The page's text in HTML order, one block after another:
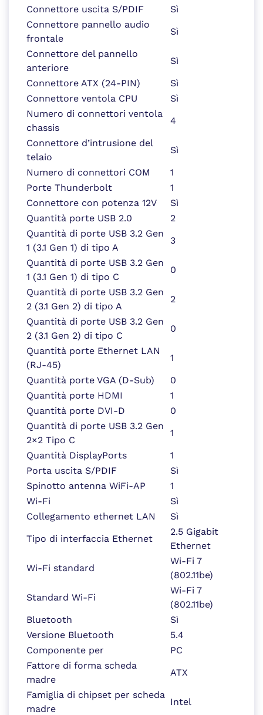
Connettore uscita S/PDIF
Sì
Connettore pannello audio
frontale
Sì
Connettore del pannello
anteriore
Sì
Connettore ATX (24-PIN)
Sì
Connettore ventola CPU
Sì
Numero di connettori ventola
chassis
4
Connettore d’intrusione del
telaio
Sì
Numero di connettori COM
1
Porte Thunderbolt
1
Connettore con potenza 12V
Sì
Quantità porte USB 2.0
2
Quantità di porte USB 3.2 Gen
1 (3.1 Gen 1) di tipo A
3
Quantità di porte USB 3.2 Gen
1 (3.1 Gen 1) di tipo C
0
Quantità di porte USB 3.2 Gen
2 (3.1 Gen 2) di tipo A
2
Quantità di porte USB 3.2 Gen
2 (3.1 Gen 2) di tipo C
0
Quantità porte Ethernet LAN
(RJ-45)
1
Quantità porte VGA (D-Sub)
0
Quantità porte HDMI
1
Quantità porte DVI-D
0
Quantità di porte USB 3.2 Gen
2×2 Tipo C
1
Quantità DisplayPorts
1
Porta uscita S/PDIF
Sì
Spinotto antenna WiFi-AP
1
Wi-Fi
Sì
Collegamento ethernet LAN
Sì
Tipo di interfaccia Ethernet
2.5 Gigabit
Ethernet
Wi-Fi standard
Wi-Fi 7
(802.11be)
Standard Wi-Fi
Wi-Fi 7
(802.11be)
Bluetooth
Sì
Versione Bluetooth
5.4
Componente per
PC
Fattore di forma scheda
madre
ATX
Famiglia di chipset per scheda
madre
Intel